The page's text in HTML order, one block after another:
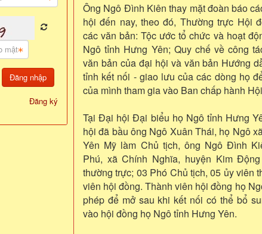
Ông Ngô Đình Kiên thay mặt đoàn báo
hội đến nay, theo đó, Thường trực Hội
các văn bản: Tộc ước tổ chức và hoạt
Ngô tỉnh Hưng Yên; Quy chế về công
văn bản của đại hội và văn bản Hướng
tỉnh kết nối - giao lưu của các dòng họ
của mình tham gia vào Ban chấp hành
Tại Đại hội Đại biểu họ Ngô tỉnh Hưng
hội đã bầu ông Ngô Xuân Thái, họ Ngô
Yên Mỹ làm Chủ tịch, ông Ngô Đình
Phú, xã Chính Nghĩa, huyện Kim
thường trực; 03 Phó Chủ tịch, 05 ủy viên
viên hội đồng. Thành viên hội đồng họ
phép để mở sau khi kết nối có thể bổ
vào hội đồng họ Ngô tỉnh Hưng Yên.
Đăng nhập
Đăng ký